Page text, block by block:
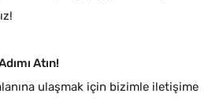
Atın!
ulaşmak için bizimle iletişime